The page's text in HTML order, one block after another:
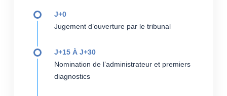
J+0
Jugement d’ouverture par le tribunal
J+15 À J+30
Nomination de l’administrateur et premiers
diagnostics